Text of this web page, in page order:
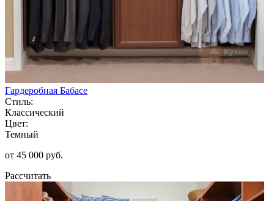
Гардеробная Бабасе
Стиль:
Классический
Цвет:
Темный
от 45 000 руб.
Рассчитать